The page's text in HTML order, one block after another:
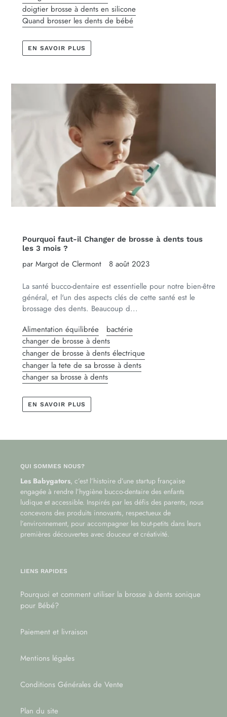
doigtier brosse à dents en silicone
Quand brosser les dents de bébé
EN SAVOIR PLUS
Pourquoi faut-il Changer de brosse à dents tous
les 3 mois ?
par Margot de Clermont
8 août 2023
La santé bucco-dentaire est essentielle pour notre bien-être
général, et l'un des aspects clés de cette santé est le
brossage des dents. Beaucoup d...
Alimentation équilibrée
bactérie
changer de brosse à dents
changer de brosse à dents électrique
changer la tete de sa brosse à dents
changer sa brosse à dents
EN SAVOIR PLUS
QUI SOMMES NOUS?
Les Babygators, c’est l’histoire d’une startup française
engagée à rendre l’hygiène bucco-dentaire des enfants
ludique et accessible. Inspirés par les défis des parents, nous
concevons des produits innovants, respectueux de
l’environnement, pour accompagner les tout-petits dans leurs
premières découvertes avec douceur et créativité.
LIENS RAPIDES
Pourquoi et comment utiliser la brosse à dents sonique
pour Bébé?
Paiement et livraison
Mentions légales
Conditions Générales de Vente
Plan du site